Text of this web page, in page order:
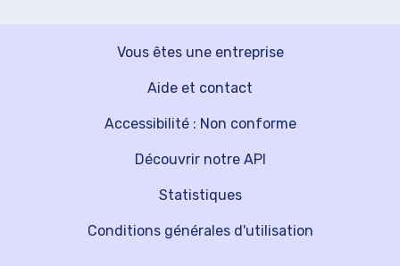
Vous êtes une entreprise
Découvrir notre API
Aide et contact
Statistiques
Accessibilité : Non conforme
Conditions générales d'utilisation